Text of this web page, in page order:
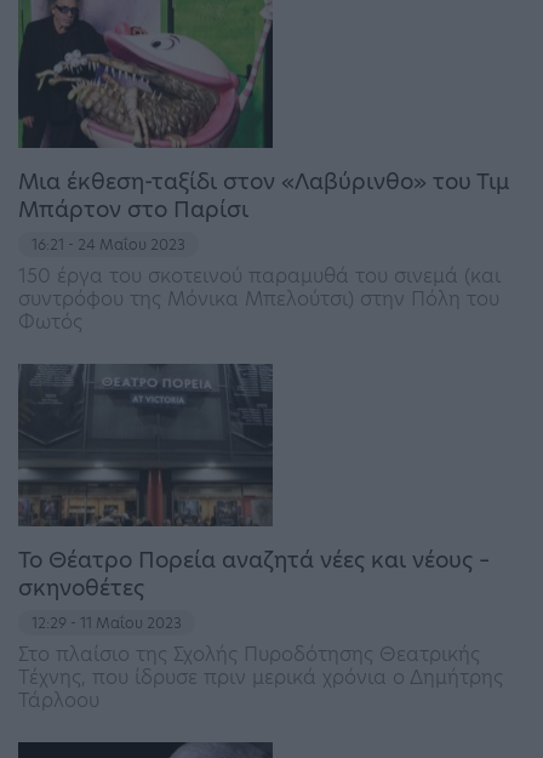
Μια έκθεση-ταξίδι στον «Λαβύρινθο» του Τιμ
Μπάρτον στο Παρίσι
16:21 - 24 Μαΐου 2023
150 έργα του σκοτεινού παραμυθά του σινεμά (και
συντρόφου της Μόνικα Μπελούτσι) στην Πόλη του
Φωτός
To Θέατρο Πορεία αναζητά νέες και νέους –
σκηνοθέτες
12:29 - 11 Μαΐου 2023
Στο πλαίσιο της Σχολής Πυροδότησης Θεατρικής
Τέχνης, που ίδρυσε πριν μερικά χρόνια ο Δημήτρης
Τάρλοου